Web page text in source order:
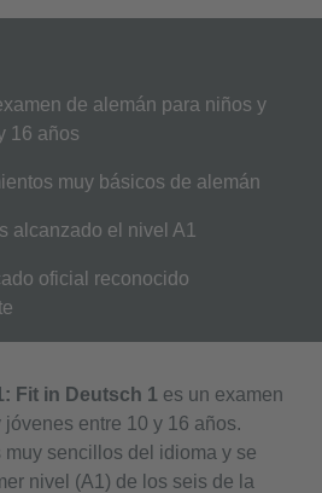
de alemán para niños y
16 años
muy básicos de alemán
alcanzado el nivel A1
oficial reconocido
Fit in Deutsch 1 es un examen
entre 10 y 16 años.
sencillos del idioma y se
nivel (A1) de los seis de la